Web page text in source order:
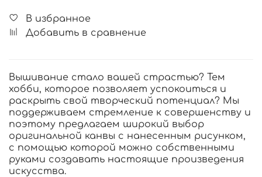
В избранное
Добавить в сравнение
Вышивание стало вашей страстью? Тем
хобби, которое позволяет успокоиться и
раскрыть свой творческий потенциал? Мы
поддерживаем стремление к совершенству и
поэтому предлагаем широкий выбор
оригинальной канвы с нанесенным рисунком,
с помощью которой можно собственными
руками создавать настоящие произведения
искусства.